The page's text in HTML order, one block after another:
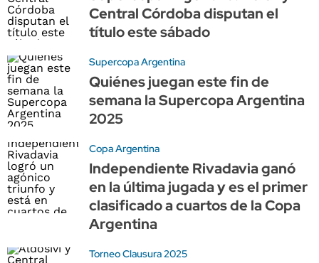
Central Córdoba disputan el
título este sábado
Supercopa Argentina
Quiénes juegan este fin de
semana la Supercopa Argentina
2025
Copa Argentina
Independiente Rivadavia ganó
en la última jugada y es el primer
clasificado a cuartos de la Copa
Argentina
Torneo Clausura 2025